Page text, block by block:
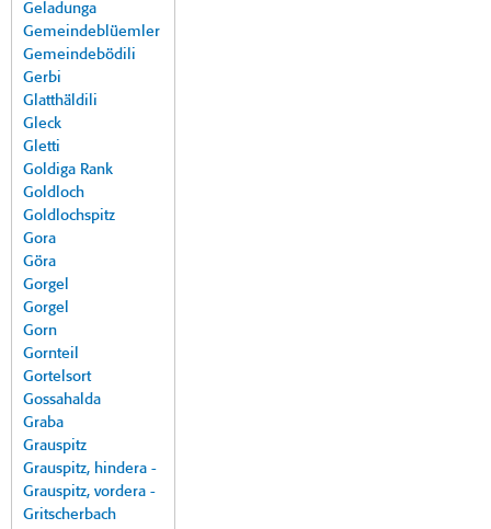
Geladunga
Gemeindeblüemler
Gemeindebödili
Gerbi
Glatthäldili
Gleck
Gletti
Goldiga Rank
Goldloch
Goldlochspitz
Gora
Göra
Gorgel
Gorgel
Gorn
Gornteil
Gortelsort
Gossahalda
Graba
Grauspitz
Grauspitz, hindera -
Grauspitz, vordera -
Gritscherbach